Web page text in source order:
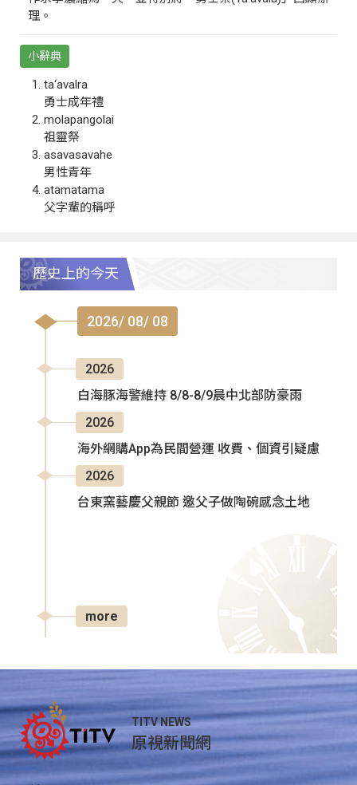
理。
小辭典
ta‘avalra
勇士成年禮
molapangolai
祖靈祭
asavasavahe
男性青年
atamatama
父字輩的稱呼
歷史上的今天
2026/ 08/ 08
2026
白海豚海警維持 8/8-8/9晨中北部防豪雨
2026
海外網購App為民間營運 收費、個資引疑慮
2026
台東窯藝慶父親節 邀父子做陶碗感念土地
more
TITV NEWS
原視新聞網